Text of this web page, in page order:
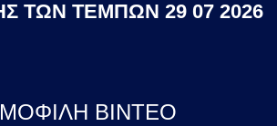
ΤΩΝ ΤΕΜΠΩΝ 29 07 2026
ΒΙΝΤΕΟ